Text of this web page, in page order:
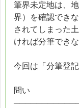
筆界未定地は、
界）を確認でき
されてしまった
ければ分筆でき
今回は「分筆登
問い